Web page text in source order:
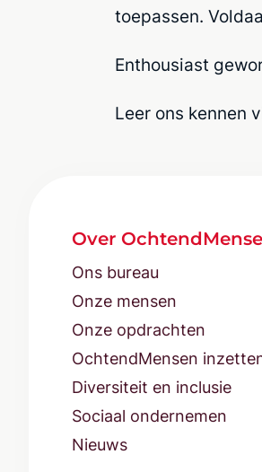
toepassen.
Enthousiast
Leer ons kennen
Over
Ons bureau
Onze mensen
Onze opdrachten
OchtendMensen
Diversiteit en inclusie
Sociaal ondernemen
Nieuws